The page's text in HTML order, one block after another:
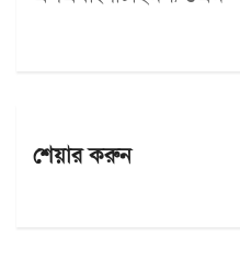
শেয়ার করুন